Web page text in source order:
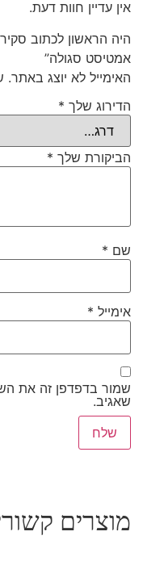
אין עדיין חוות דעת.
אמטיסט סגולה”
האימייל לא יוצג באתר.
הדירוג שלך *
הביקורת שלך *
שם *
אימייל *
שמור בדפדפן זה את
שאגיב.
מוצרים